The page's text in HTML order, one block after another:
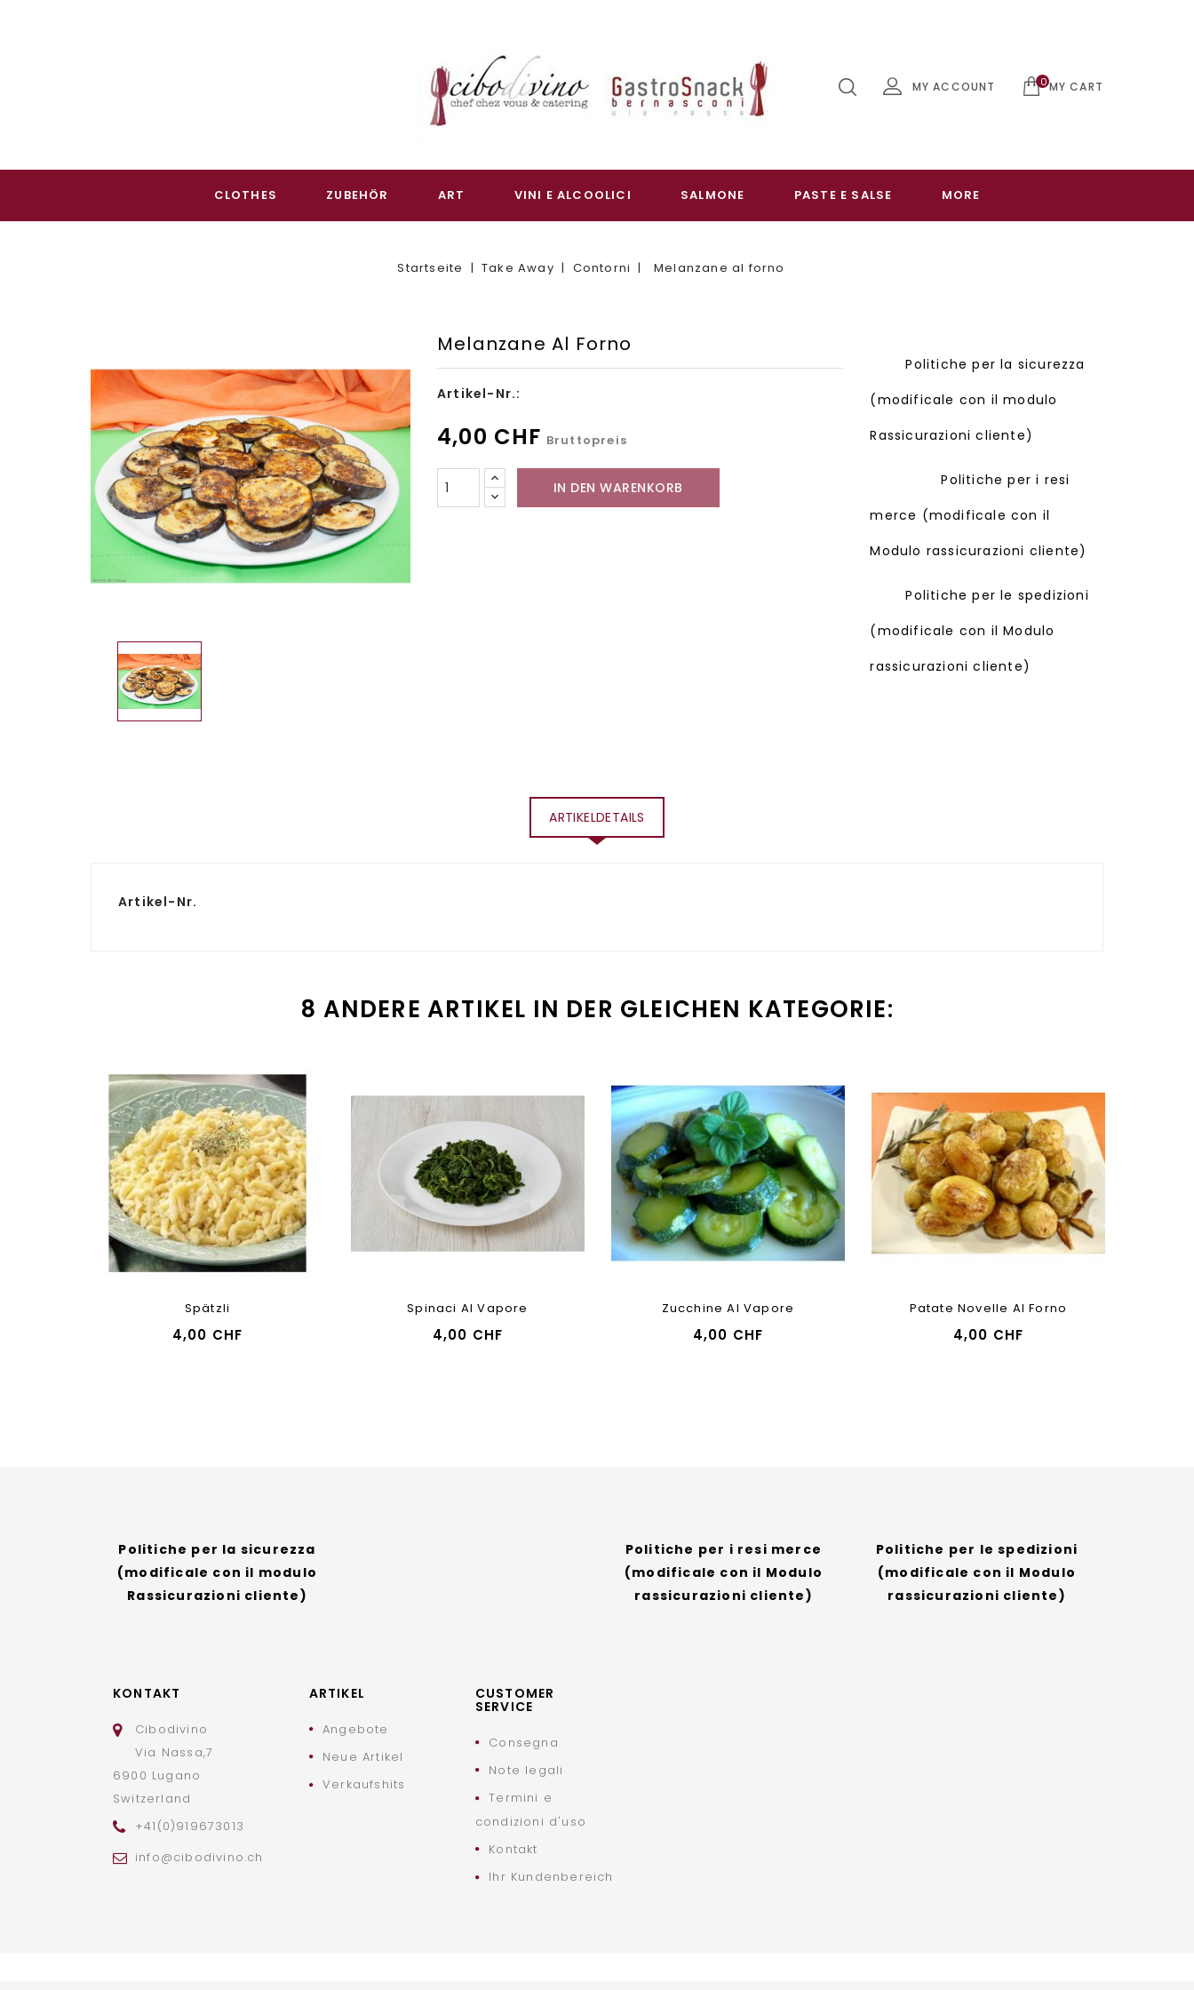
MY CART
0
MY ACCOUNT
CLOTHES ZUBEHÖR ART VINI E ALCOOLICI SALMONE PASTE E SALSE MORE
Startseite Take Away Contorni Melanzane al forno
Melanzane Al Forno
Artikel-Nr.:
4,00 CHF Bruttopreis
IN DEN WARENKORB
Politiche per la sicurezza
(modificale con il modulo
Rassicurazioni cliente)
Politiche per i resi
merce (modificale con il
Modulo rassicurazioni cliente)
Politiche per le spedizioni
(modificale con il Modulo
rassicurazioni cliente)
ARTIKELDETAILS
Artikel-Nr.
8 ANDERE ARTIKEL IN DER GLEICHEN KATEGORIE:
Spätzli
4,00 CHF
Spinaci Al Vapore
4,00 CHF
Zucchine Al Vapore
4,00 CHF
Patate Novelle Al Forno
4,00 CHF
Politiche per la sicurezza
(modificale con il modulo
Rassicurazioni cliente)
Politiche per i resi merce
(modificale con il Modulo
rassicurazioni cliente)
Politiche per le spedizioni
(modificale con il Modulo
rassicurazioni cliente)
KONTAKT
Cibodivino
Via Nassa,7
6900 Lugano
Switzerland
+41(0)919673013
info@cibodivino.ch
ARTIKEL
Angebote
Neue Artikel
Verkaufshits
CUSTOMER
SERVICE
Consegna
Note legali
Termini e
condizioni d'uso
Kontakt
Ihr Kundenbereich